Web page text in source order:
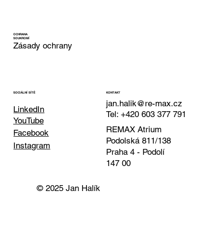
OCHRANA
SOUKROMÍ
Zásady ochrany
SOCIÁLNÍ SÍTĚ
LinkedIn
Facebook
YouTube
Instagram
KONTAKT
jan.halik@re-max.cz
Tel: +420 603 377 791
REMAX Atrium
Podolská 811/138
Praha 4 - Podolí
147 00
© 2025 Jan Halík